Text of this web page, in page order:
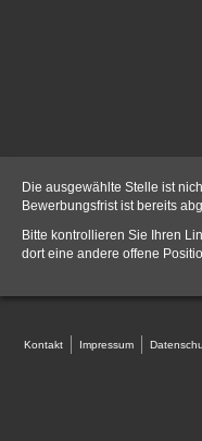
Die ausgewählte Stelle ist
Bewerbungsfrist ist bereits
Bitte kontrollieren Sie Ihren
dort eine andere offene
Kontakt Impressum